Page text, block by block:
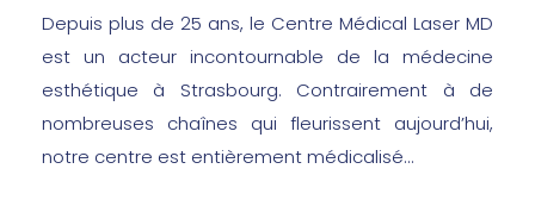
Depuis plus de 25 ans, le Centre Médical Laser MD
est un acteur incontournable de la médecine
esthétique à Strasbourg. Contrairement à de
nombreuses chaînes qui fleurissent aujourd’hui,
notre centre est entièrement médicalisé...